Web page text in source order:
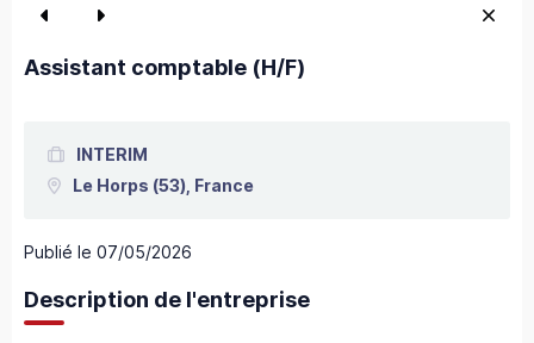
Assistant comptable (H/F)
INTERIM
Le Horps (53), France
Publié le 07/05/2026
Description de l'entreprise